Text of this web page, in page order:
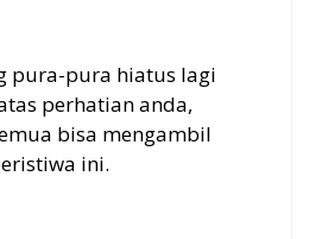
pura-pura hiatus lagi
perhatian anda,
bisa mengambil
ini.